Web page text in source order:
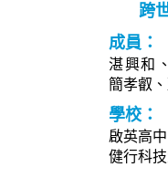
跨
成員：
湛興和
簡孝叡
學校：
啟英高中
健行科